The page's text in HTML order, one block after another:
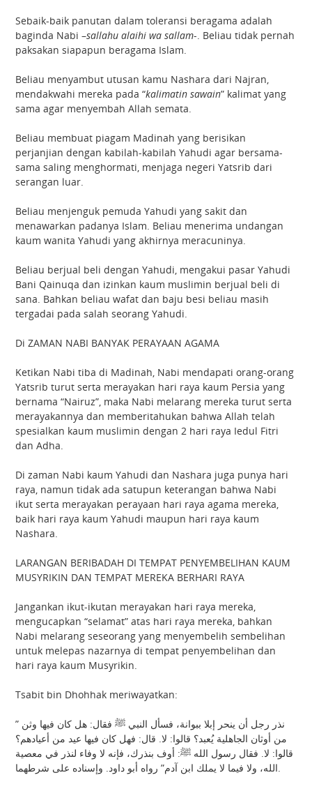
Sebaik-baik panutan dalam toleransi beragama adalah
baginda Nabi –sallahu alaihi wa sallam-. Beliau tidak pernah
paksakan siapapun beragama Islam.
Beliau menyambut utusan kamu Nashara dari Najran,
mendakwahi mereka pada “kalimatin sawain” kalimat yang
sama agar menyembah Allah semata.
Beliau membuat piagam Madinah yang berisikan
perjanjian dengan kabilah-kabilah Yahudi agar bersama-
sama saling menghormati, menjaga negeri Yatsrib dari
serangan luar.
Beliau menjenguk pemuda Yahudi yang sakit dan
menawarkan padanya Islam. Beliau menerima undangan
kaum wanita Yahudi yang akhirnya meracuninya.
Beliau berjual beli dengan Yahudi, mengakui pasar Yahudi
Bani Qainuqa dan izinkan kaum muslimin berjual beli di
sana. Bahkan beliau wafat dan baju besi beliau masih
tergadai pada salah seorang Yahudi.
Di ZAMAN NABI BANYAK PERAYAAN AGAMA
Ketikan Nabi tiba di Madinah, Nabi mendapati orang-orang
Yatsrib turut serta merayakan hari raya kaum Persia yang
bernama “Nairuz”, maka Nabi melarang mereka turut serta
merayakannya dan memberitahukan bahwa Allah telah
spesialkan kaum muslimin dengan 2 hari raya Iedul Fitri
dan Adha.
Di zaman Nabi kaum Yahudi dan Nashara juga punya hari
raya, namun tidak ada satupun keterangan bahwa Nabi
ikut serta merayakan perayaan hari raya agama mereka,
baik hari raya kaum Yahudi maupun hari raya kaum
Nashara.
LARANGAN BERIBADAH DI TEMPAT PENYEMBELIHAN KAUM
MUSYRIKIN DAN TEMPAT MEREKA BERHARI RAYA
Jangankan ikut-ikutan merayakan hari raya mereka,
mengucapkan “selamat” atas hari raya mereka, bahkan
Nabi melarang seseorang yang menyembelih sembelihan
untuk melepas nazarnya di tempat penyembelihan dan
hari raya kaum Musyrikin.
Tsabit bin Dhohhak meriwayatkan:
” نذر رجل أن ينحر إبلا ببوانة، فسأل النبي ﷺ فقال: هل كان فيها وثن
من أوثان الجاهلية يُعبد؟ قالوا: لا. قال: فهل كان فيها عيد من أعيادهم؟
قالوا: لا. فقال رسول الله ﷺ: أوف بنذرك، فإنه لا وفاء لنذر في معصية
الله، ولا فيما لا يملك ابن آدم” رواه أبو داود. وإسناده على شرطهما.